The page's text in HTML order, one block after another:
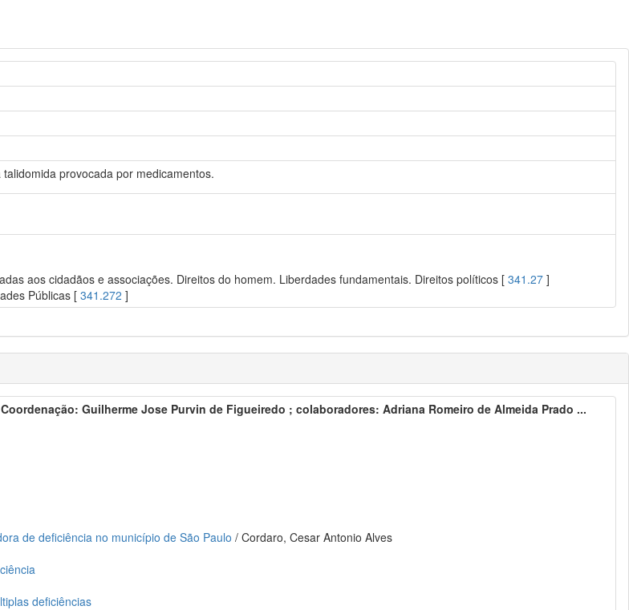
provocada por medicamentos.
aos cidadãos e associações. Direitos do homem. Liberdades fundamentais. Direitos políticos [341.27 ]
Públicas [341.272 ]
Guilherme Jose Purvin de Figueiredo ; colaboradores: Adriana Romeiro de Almeida Prado ...
de deficiência no município de São Paulo / Cordaro, Cesar Antonio Alves
deficiências